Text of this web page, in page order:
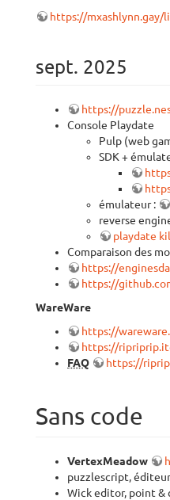
https://mxashlynn.gay/
sept. 2025
https://
Console Playdate
Pulp (web
SDK +
émulateur :
reverse
playdate
Comparaison des
https://
https://
WareWare
https://
https://
FAQ
https://
Sans code
VertexMeadow
puzzlescript,
Wick editor, point &